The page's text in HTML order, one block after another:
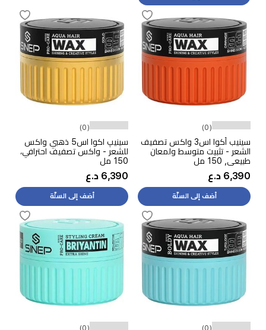
(0)
سينيب أكوا اس3 واكس تصفيف
الشعر - تثبيت متوسط ولمعان
طبيعي, 150 مل
6,390 د.ع
أضف إلى السلّة
(0)
سينيپ اكوا اس5 ذهبي واكس
للشعر - واكس تصفيف احترافي،
150 مل
6,390 د.ع
أضف إلى السلّة
(0)
(0)